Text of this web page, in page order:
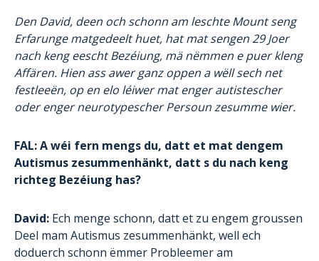
Den David, deen och schonn am leschte Mount seng
Erfarunge matgedeelt huet, hat mat sengen 29 Joer
nach keng eescht Bezéiung, mä nëmmen e puer kleng
Affären. Hien ass awer ganz oppen a wëll sech net
festleeën, op en elo léiwer mat enger autistescher
oder enger neurotypescher Persoun zesumme wier.
FAL: A wéi fern mengs du, datt et mat dengem
Autismus zesummenhänkt, datt s du nach keng
richteg Bezéiung has?
David: Ech menge schonn, datt et zu engem groussen
Deel mam Autismus zesummenhänkt, well ech
doduerch schonn ëmmer Probleemer am